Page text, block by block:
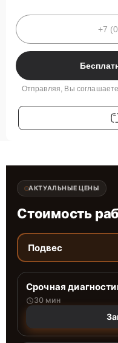
Отправляя, Вы
АКТУАЛЬНЫЕ ЦЕНЫ
Стоимость
Подвес
Срочная
30 мин